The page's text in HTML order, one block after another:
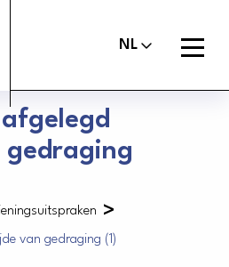
Banken
NL
Open
menu
>
van gedraging (1)